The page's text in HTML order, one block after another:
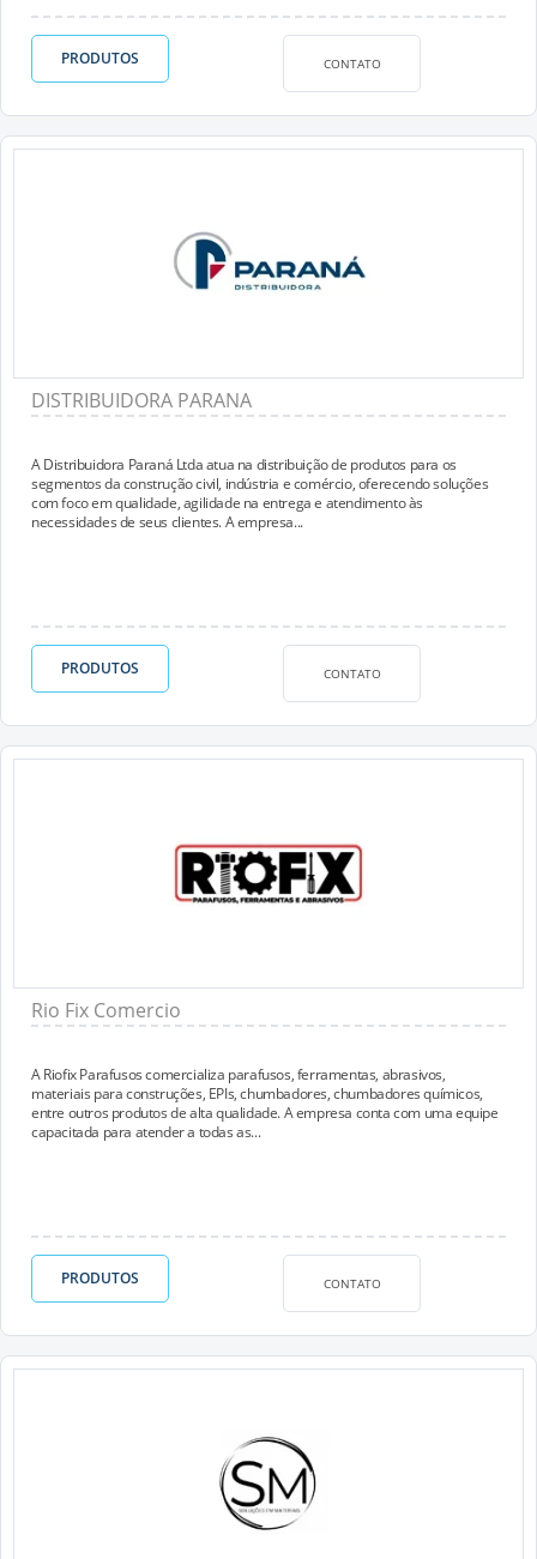
PRODUTOS CONTATO
DISTRIBUIDORA PARANA
A Distribuidora Paraná Ltda atua na distribuição de produtos para os
segmentos da construção civil, indústria e comércio, oferecendo soluções
com foco em qualidade, agilidade na entrega e atendimento às
necessidades de seus clientes. A empresa...
PRODUTOS CONTATO
Rio Fix Comercio
A Riofix Parafusos comercializa parafusos, ferramentas, abrasivos,
materiais para construções, EPIs, chumbadores, chumbadores químicos,
entre outros produtos de alta qualidade. A empresa conta com uma equipe
capacitada para atender a todas as...
PRODUTOS CONTATO